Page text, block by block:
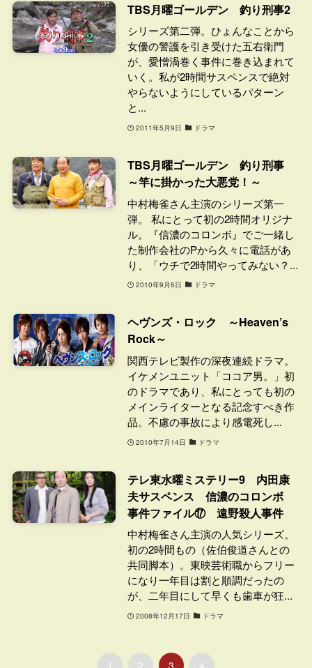
TBS月曜ゴールデン 釣り刑事2
シリーズ第二弾。ひょんなことから
女優の警護を引き受けた五右衛門
が、愛憎渦巻く事件に巻き込まれて
いく。私が2時間サスペンスで絶対
やらないようにしているパターン
と...
2011年5月9日 ドラマ
TBS月曜ゴールデン 釣り刑事
～竿に掛かった大悪党！～
中村梅雀さん主演のシリーズ第一
弾。 私にとって初の2時間オリジナ
ル。『信濃のコロンボ』でご一緒し
た制作会社のPから久々に電話があ
り、「ウチで2時間やってみない？...
2010年9月6日 ドラマ
ヘヴンズ・ロック ～Heaven’s
Rock～
関西テレビ製作の深夜連続ドラマ。
イケメンユニット「ココア男。」初
のドラマであり、私にとっても初の
メインライターとなる記念すべき作
品。不慮の事故により感電死し...
2010年7月14日 ドラマ
テレ東水曜ミステリー9 内田康
夫サスペンス 信濃のコロンボ
事件ファイル⑰ 遠野殺人事件
中村梅雀さん主演の人気シリーズ。
初の2時間もの（佐伯俊道さんとの
共同脚本）。東映芸術職からフリー
になり一年目は割と順調だったの
が、二年目にして早くも歯車が狂...
2008年12月17日 ドラマ
1 2 3 4